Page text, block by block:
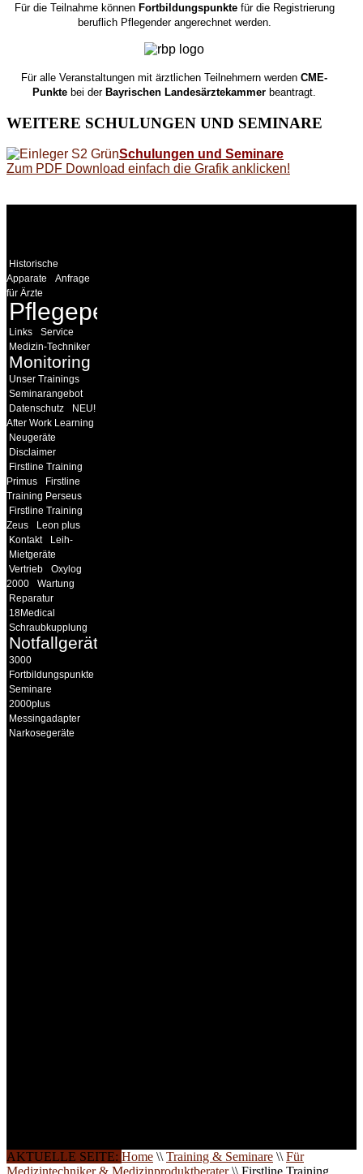
Für die Teilnahme könnenFortbildungspunktefür die Registrierung
beruflich Pflegender angerechnet werden.
Für alle Veranstaltungen mit ärztlichen Teilnehmern werdenCME-
Punkte bei derBayrischen Landesärztekammer beantragt.
WEITERE SCHULUNGEN UND SEMINARE
Schulungen und Seminare
Zum PDF Download einfach die Grafik anklicken!
Historische
Apparate
Anfrage
für Ärzte
Pflegepersonal
Links
Service
Medizin-Techniker
Monitoring
Unser Trainings
Seminarangebot
Datenschutz
NEU!
After Work Learning
Neugeräte
Disclaimer
Firstline Training
Primus
Firstline
Training Perseus
Firstline Training
Zeus
Leon plus
Kontakt
Leih-
Mietgeräte
Vertrieb
Oxylog
2000
Wartung
Reparatur
18Medical
Schraubkupplung
Notfallgeräte
3000
Fortbildungspunkte
Seminare
2000plus
Messingadapter
Narkosegeräte
AKTUELLE SEITE: Home \\ Training & Seminare \\ Für